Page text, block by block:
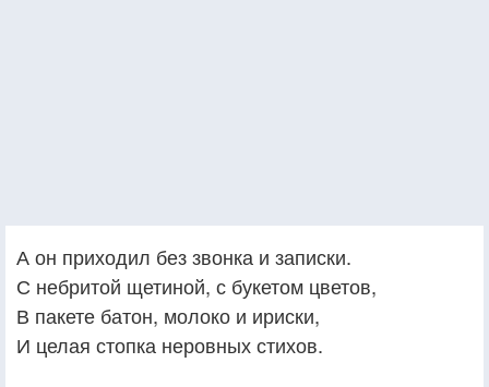
А он приходил без звонка и записки.
С небритой щетиной, с букетом цветов,
В пакете батон, молоко и ириски,
И целая стопка неровных стихов.